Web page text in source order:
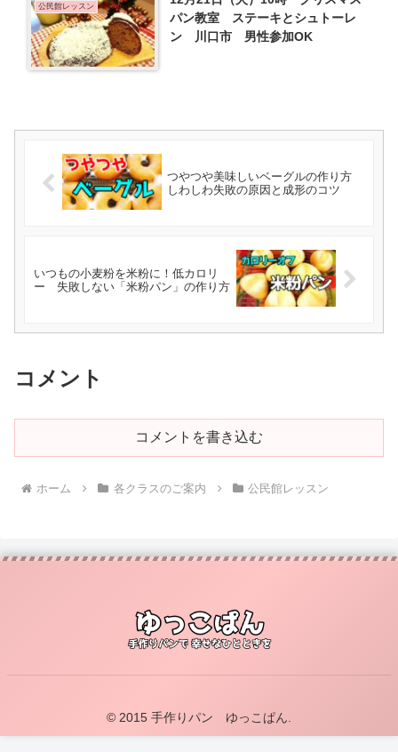
公民館レッスン
パン教室 ステーキとシュトーレ
ン 川口市 男性参加OK
つやつや美味しいベーグルの作り方
しわしわ失敗の原因と成形のコツ
いつもの小麦粉を米粉に！低カロリ
ー 失敗しない「米粉パン」の作り方
コメント
コメントを書き込む
ホーム 各クラスのご案内 公民館レッスン
© 2015 手作りパン ゆっこぱん.